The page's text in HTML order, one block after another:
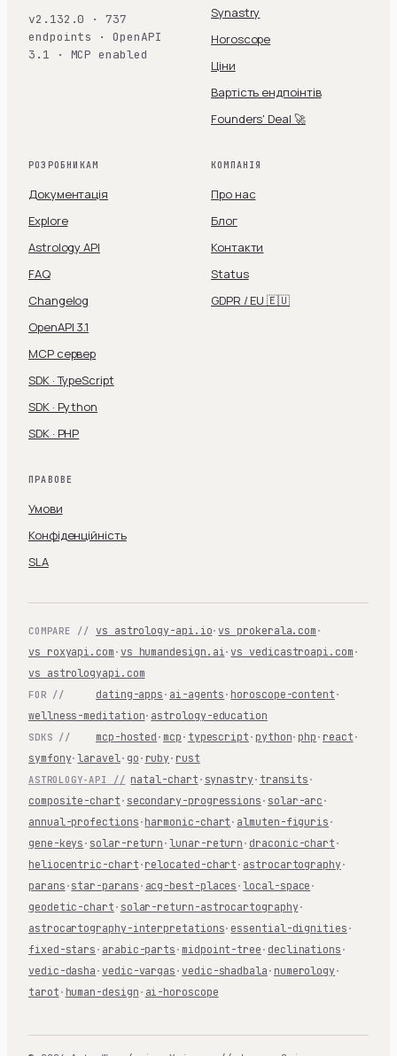
v2.132.0 · 737
endpoints · OpenAPI
3.1 · MCP enabled
Synastry
Horoscope
Ціни
Вартість ендпоінтів
Founders' Deal 🚀
РОЗРОБНИКАМ
Документація
Explore
Astrology API
FAQ
Changelog
OpenAPI 3.1
MCP сервер
SDK · TypeScript
SDK · Python
SDK · PHP
КОМПАНІЯ
Про нас
Блог
Контакти
Status
GDPR / EU 🇪🇺
ПРАВОВЕ
Умови
Конфіденційність
SLA
COMPARE // vs astrology-api.io·vs prokerala.com ·
vs roxyapi.com · vs humandesign.ai ·vs vedicastroapi.com ·
vs astrologyapi.com
FOR // dating-apps · ai-agents · horoscope-content ·
wellness-meditation· astrology-education
SDKS // mcp-hosted · mcp · typescript · python· php · react ·
symfony·laravel · go · ruby · rust
ASTROLOGY-API // natal-chart · synastry · transits ·
composite-chart · secondary-progressions · solar-arc ·
annual-profections · harmonic-chart · almuten-figuris ·
gene-keys · solar-return ·lunar-return · draconic-chart ·
heliocentric-chart · relocated-chart · astrocartography ·
parans · star-parans · acg-best-places ·local-space ·
geodetic-chart · solar-return-astrocartography ·
astrocartography-interpretations· essential-dignities ·
fixed-stars · arabic-parts · midpoint-tree · declinations ·
vedic-dasha ·vedic-vargas ·vedic-shadbala · numerology ·
tarot · human-design · ai-horoscope